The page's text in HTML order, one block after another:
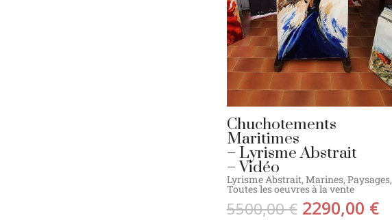
Chuchotements
Maritimes
– Lyrisme Abstrait
– Vidéo
Lyrisme Abstrait, Marines, Paysages,
Toutes les oeuvres à la vente
5500,00€ 2290,00 €